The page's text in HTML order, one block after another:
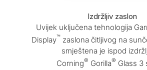
Izdržljiv zaslon
Uvijek uključena tehnologija
Display™zaslona čitljivog na
smještena je ispod
Corning® Gorilla® Glass 3